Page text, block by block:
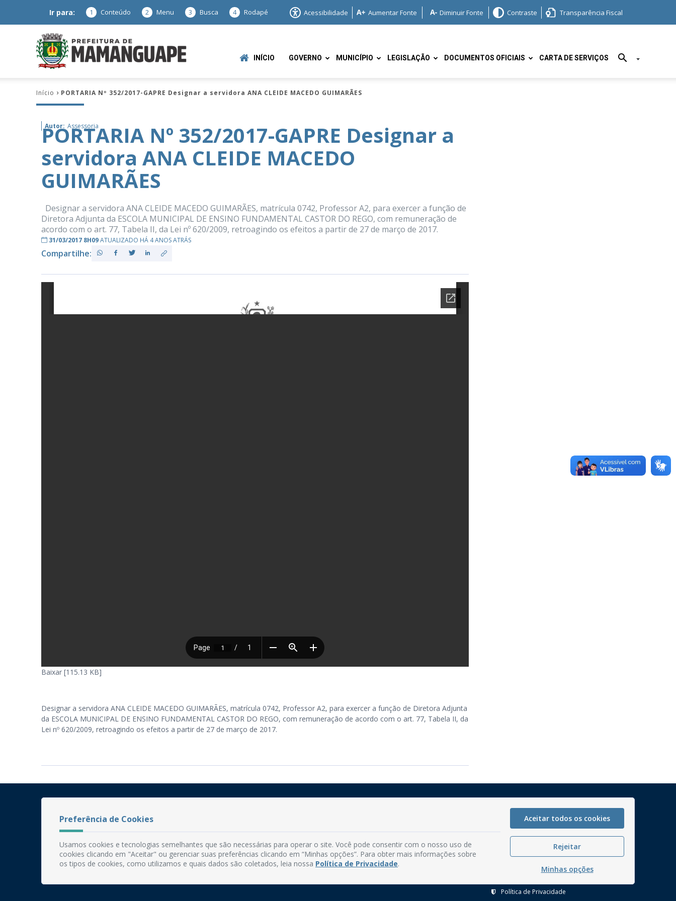
Ir para: 1 Conteúdo 2 Menu 3 Busca 4 Rodapé Acessibilidade Aumentar Fonte Diminuir Fonte Contraste Transparência Fiscal
Mamanguape
–
INÍCIO GOVERNO MUNICÍPIO LEGISLAÇÃO DOCUMENTOS OFICIAIS CARTA DE SERVIÇOS
Início PORTARIA Nº 352/2017-GAPRE Designar a servidora ANA CLEIDE MACEDO GUIMARÃES
Autor: Assessoria
PORTARIA Nº 352/2017-GAPRE Designar a
servidora ANA CLEIDE MACEDO
GUIMARÃES
Designar a servidora ANA CLEIDE MACEDO GUIMARÃES, matrícula 0742, Professor A2, para exercer a função de
Diretora Adjunta da ESCOLA MUNICIPAL DE ENSINO FUNDAMENTAL CASTOR DO REGO, com remuneração de
acordo com o art. 77, Tabela II, da Lei nº 620/2009, retroagindo os efeitos a partir de 27 de março de 2017.
31/03/2017 8H09ATUALIZADO HÁ 4 ANOS ATRÁS
Compartilhe:
Baixar [115.13 KB]
Designar a servidora ANA CLEIDE MACEDO GUIMARÃES, matrícula 0742, Professor A2, para exercer a função de Diretora Adjunta
da ESCOLA MUNICIPAL DE ENSINO FUNDAMENTAL CASTOR DO REGO, com remuneração de acordo com o art. 77, Tabela II, da
Lei nº 620/2009, retroagindo os efeitos a partir de 27 de março de 2017.
Fone: (83) 3292-2246
Email: comunicacao@mamanguape.pb.gov.br
Expediente: Segunda à Sexta, das 08h às 13h
Perguntas frequentes
Manual de Navegação
Política de Privacidade
Preferência de Cookies
Usamos cookies e tecnologias semelhantes que são necessárias para operar o site. Você pode consentir com o nosso uso de
cookies clicando em "Aceitar" ou gerenciar suas preferências clicando em “Minhas opções”. Para obter mais informações sobre
os tipos de cookies, como utilizamos e quais dados são coletados, leia nossa Política de Privacidade.
Aceitar todos os cookies
Rejeitar
Minhas opções